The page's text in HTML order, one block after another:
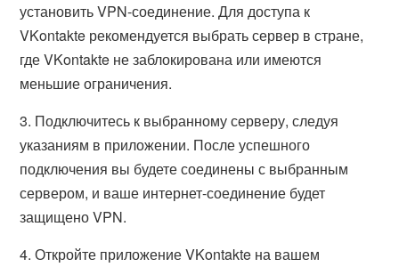
установить VPN-соединение. Для доступа к
VKontakte рекомендуется выбрать сервер в стране,
где VKontakte не заблокирована или имеются
меньшие ограничения.
3. Подключитесь к выбранному серверу, следуя
указаниям в приложении. После успешного
подключения вы будете соединены с выбранным
сервером, и ваше интернет-соединение будет
защищено VPN.
4. Откройте приложение VKontakte на вашем